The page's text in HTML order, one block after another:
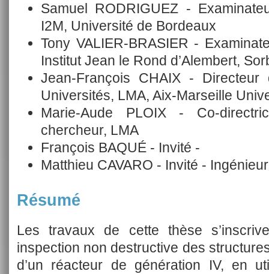
Samuel RODRIGUEZ -
I2M, Université de Bordeaux
Tony VALIER-BRASIER -
Institut Jean le Rond d’Alembert,
Jean-François CHAIX -
Universités, LMA, Aix-Marseille
Marie-Aude PLOIX - Co-
chercheur, LMA
François BAQUÉ - Invité -
Matthieu CAVARO - Invité -
Résumé
Les travaux de cette thèse
inspection non destructive des
d’un réacteur de génération IV, en